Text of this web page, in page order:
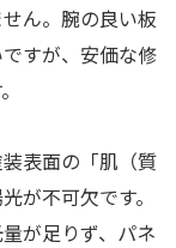
ん。腕の良い板
すが、安価な修
表面の「肌（質
が不可欠です。
が足りず、パネ